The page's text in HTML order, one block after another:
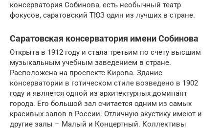
консерватория Собинова, есть необычный театр
фокусов, саратовский ТЮЗ один из лучших в стране.
Саратовская консерватория имени Собинова
Открыта в 1912 году и стала третьим по счету высшим
музыкальным учебным заведением в стране.
Расположена на проспекте Кирова. Здание
консерватории в готическом стиле возведено в 1902
году и является одной из архитектурных доминант
города. Его большой зал считается одним из самых
красивых залов в России. Отличную акустику имеют и
другие залы – Малый и Концертный. Коллективы